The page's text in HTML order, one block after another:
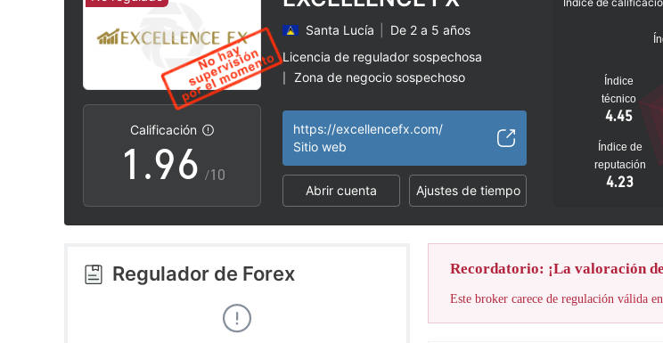
Calificación
0
1
2
3
.
7
8
9
4
5
6
7
8
/10
Santa Lucía
De 2 a 5 años
Licencia de regulador sospechosa
Zona de negocio sospechoso
https://excellencefx.com/
Sitio web
Abrir cuenta Ajustes de tiempo
Índice
técnico
4.45
Índice de
reputación
4.23
Regulador de Forex Recordatorio: ¡La valoración
Este broker carece de regulación válida